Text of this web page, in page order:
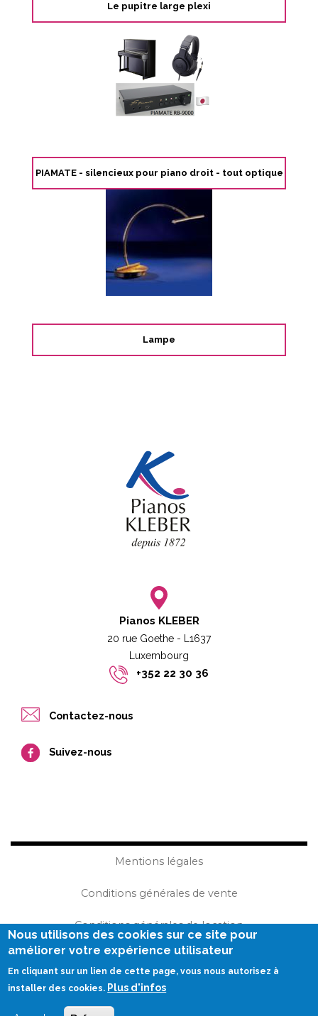
Le pupitre large plexi
PIAMATE - silencieux pour piano droit - tout optique
Lampe
Pianos KLEBER
20 rue Goethe - L1637
Luxembourg​​
+352 22 30 36
Contactez-nous
Suivez-nous
Mentions légales
Conditions générales de vente
Conditions générales de location
Plan du site
Réalisation Becom
Nous utilisons des cookies sur ce site pour
améliorer votre expérience utilisateur
En cliquant sur un lien de cette page, vous nous autorisez à
installer des cookies. Plus d'infos